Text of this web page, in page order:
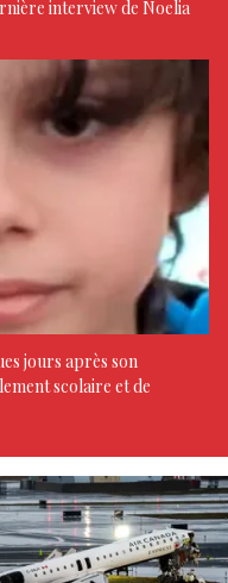
interview de Noelia
jours après son
scolaire et de